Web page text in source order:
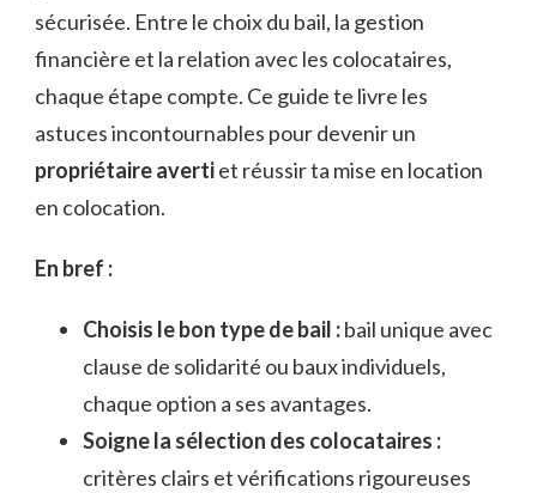
sécurisée. Entre le choix du bail, la gestion
financière et la relation avec les colocataires,
chaque étape compte. Ce guide te livre les
astuces incontournables pour devenir un
propriétaire avertiet réussir ta mise en location
en colocation.
En bref :
Choisis le bon type de bail :bail unique avec
clause de solidarité ou baux individuels,
chaque option a ses avantages.
Soigne la sélection des colocataires :
critères clairs et vérifications rigoureuses